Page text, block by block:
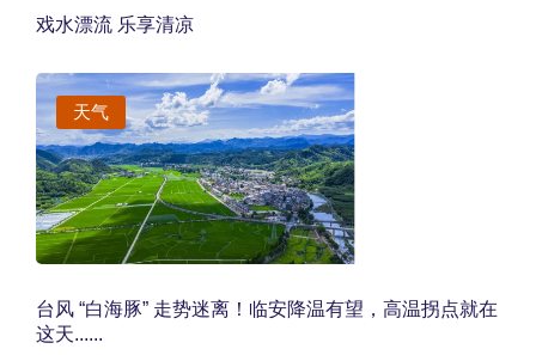
戏水漂流 乐享清凉
天气
台风 “白海豚” 走势迷离！临安降温有望，高温拐点就在
这天......